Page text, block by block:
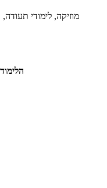
מוזיקה, לימודי